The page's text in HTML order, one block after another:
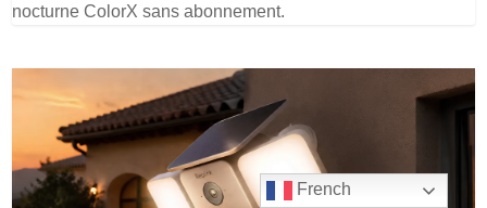
nocturne ColorX sans abonnement.
French